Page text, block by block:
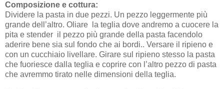
Composizione e cottura:
Dividere la pasta in due pezzi. Un pezzo leggermente più
grande dell’altro. Oliare la teglia dove andremo a cuocere la
pita e stender il pezzo più grande della pasta facendolo
aderire bene sia sul fondo che ai bordi.. Versare il ripieno e
con un cucchiaio livellare. Girare sul ripieno stesso la pasta
che fuoriesce dalla teglia e coprire con l’altro pezzo di pasta
che avremmo tirato nelle dimensioni della teglia.